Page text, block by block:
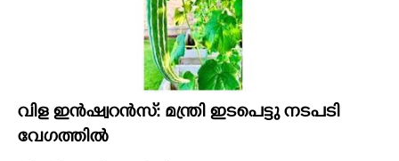
വിള ഇൻഷ്വറൻസ്: മന്ത്രി ഇടപെട്ടു നടപടി
വേഗത്തിൽ